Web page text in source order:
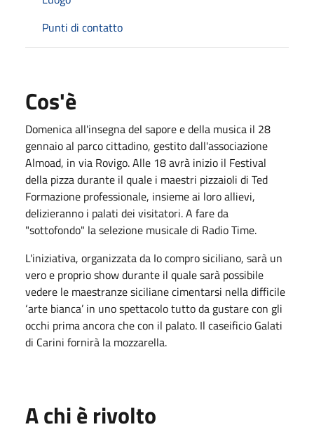
Punti di contatto
Cos'è
Domenica all'insegna del sapore e della musica il 28
gennaio al parco cittadino, gestito dall'associazione
Almoad, in via Rovigo. Alle 18 avrà inizio il Festival
della pizza durante il quale i maestri pizzaioli di Ted
Formazione professionale, insieme ai loro allievi,
delizieranno i palati dei visitatori. A fare da
"sottofondo" la selezione musicale di Radio Time.
L'iniziativa, organizzata da Io compro siciliano, sarà un
vero e proprio show durante il quale sarà possibile
vedere le maestranze siciliane cimentarsi nella difficile
‘arte bianca’ in uno spettacolo tutto da gustare con gli
occhi prima ancora che con il palato. Il caseificio Galati
di Carini fornirà la mozzarella.
A chi è rivolto